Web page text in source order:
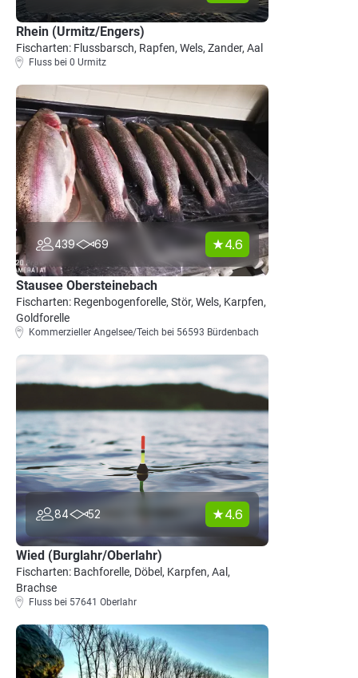
Rhein (Urmitz/Engers)
Fischarten: Flussbarsch, Rapfen, Wels, Zander, Aal
Fluss bei 0 Urmitz
439 69 4.6
Stausee Obersteinebach
Fischarten: Regenbogenforelle, Stör, Wels, Karpfen,
Goldforelle
Kommerzieller Angelsee/Teich bei 56593 Bürdenbach
84 52 4.6
Wied (Burglahr/Oberlahr)
Fischarten: Bachforelle, Döbel, Karpfen, Aal,
Brachse
Fluss bei 57641 Oberlahr